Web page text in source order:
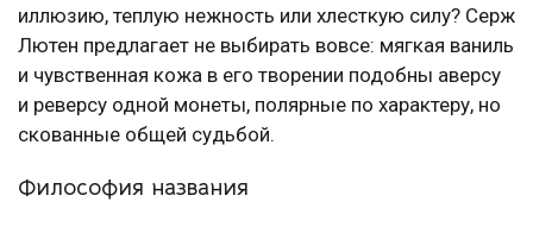
иллюзию, теплую нежность или хлесткую силу? Серж
Лютен предлагает не выбирать вовсе: мягкая ваниль
и чувственная кожа в его творении подобны аверсу
и реверсу одной монеты, полярные по характеру, но
скованные общей судьбой.
Философия названия